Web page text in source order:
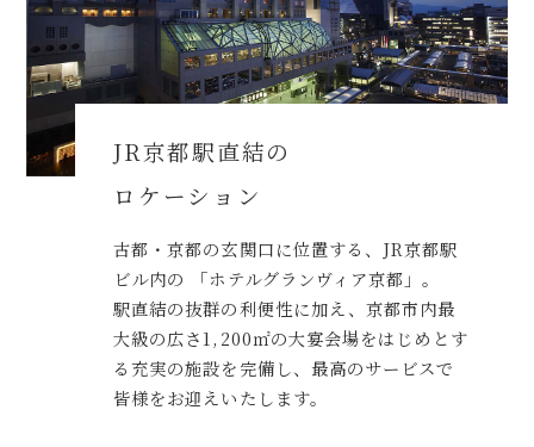
JR京都駅直結の
ロケーション
古都・京都の玄関口に位置する、JR京都駅
ビル内の
「ホテルグランヴィア京都」。
駅直結の抜群の利便性に加え、京都市内最
大級の広さ1,200㎡の大宴会場をはじめとす
る充実の施設を完備し、最高のサービスで
皆様をお迎えいたします。